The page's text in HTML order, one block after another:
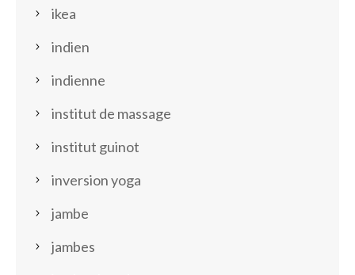
ikea
indien
indienne
institut de massage
institut guinot
inversion yoga
jambe
jambes